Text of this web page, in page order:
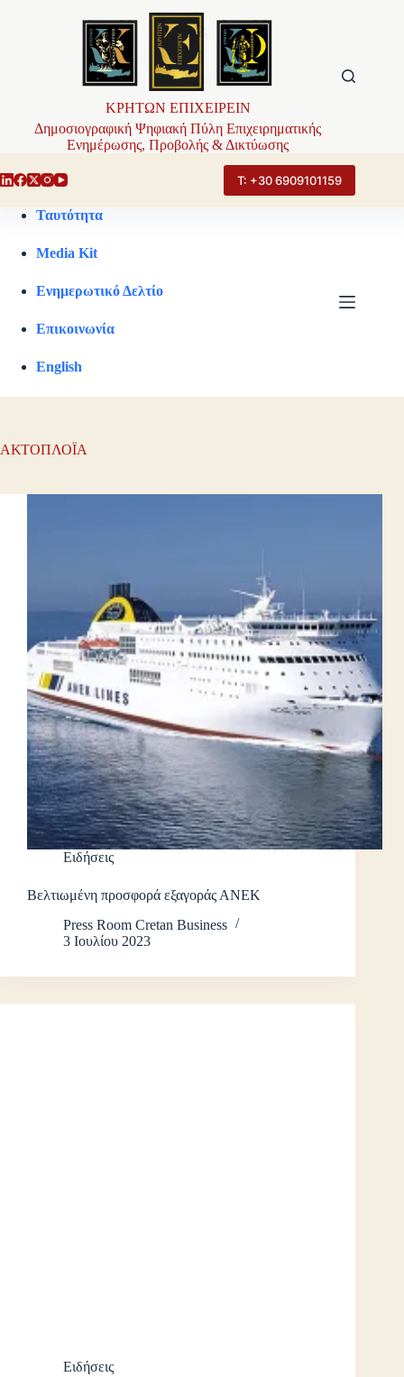
ΚΡΗΤΩΝ ΕΠΙΧΕΙΡΕΙΝ
Δημοσιογραφική Ψηφιακή Πύλη Επιχειρηματικής
Ενημέρωσης, Προβολής & Δικτύωσης
Τ: +30 6909101159
Ταυτότητα
Media Kit
Ενημερωτικό Δελτίο
Επικοινωνία
English
ΑΚΤΟΠΛΟΪΑ
Ειδήσεις
Βελτιωμένη προσφορά εξαγοράς ΑΝΕΚ
Press Room Cretan Business
3 Ιουλίου 2023
Ειδήσεις